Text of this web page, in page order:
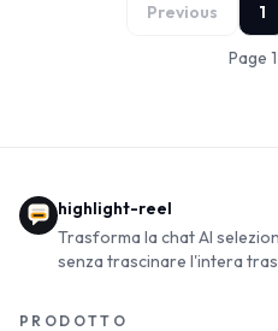
Previous 1
Page
highlight-reel
Trasforma la chat AI
senza trascinare l'intera
PRODOTTO